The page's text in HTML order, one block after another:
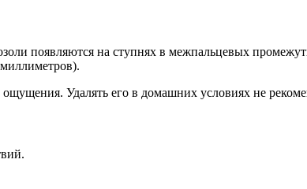
появляются на ступнях в межпальцевых
Удалять его в домашних условиях не